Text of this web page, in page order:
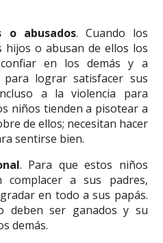
o abusados. Cuando los
hijos o abusan de ellos los
en los demás y a
lograr satisfacer sus
a la violencia para
niños tienden a pisotear a
de ellos; necesitan hacer
sentirse bien.
. Para que estos niños
complacer a sus padres,
en todo a sus papás.
deben ser ganados y su
demás.